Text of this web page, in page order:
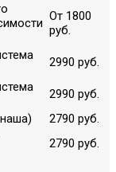
От 1800
руб.
2990 руб.
2990 руб.
2790 руб.
2790 руб.